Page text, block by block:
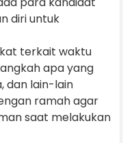
diri untuk
terkait waktu
apa yang
dan lain-lain
ramah agar
saat melakukan